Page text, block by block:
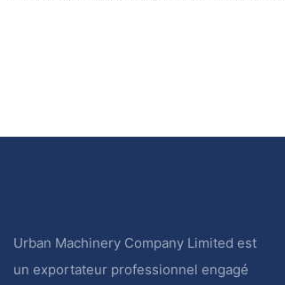
Urban Machinery Company Limited est
un exportateur professionnel engagé